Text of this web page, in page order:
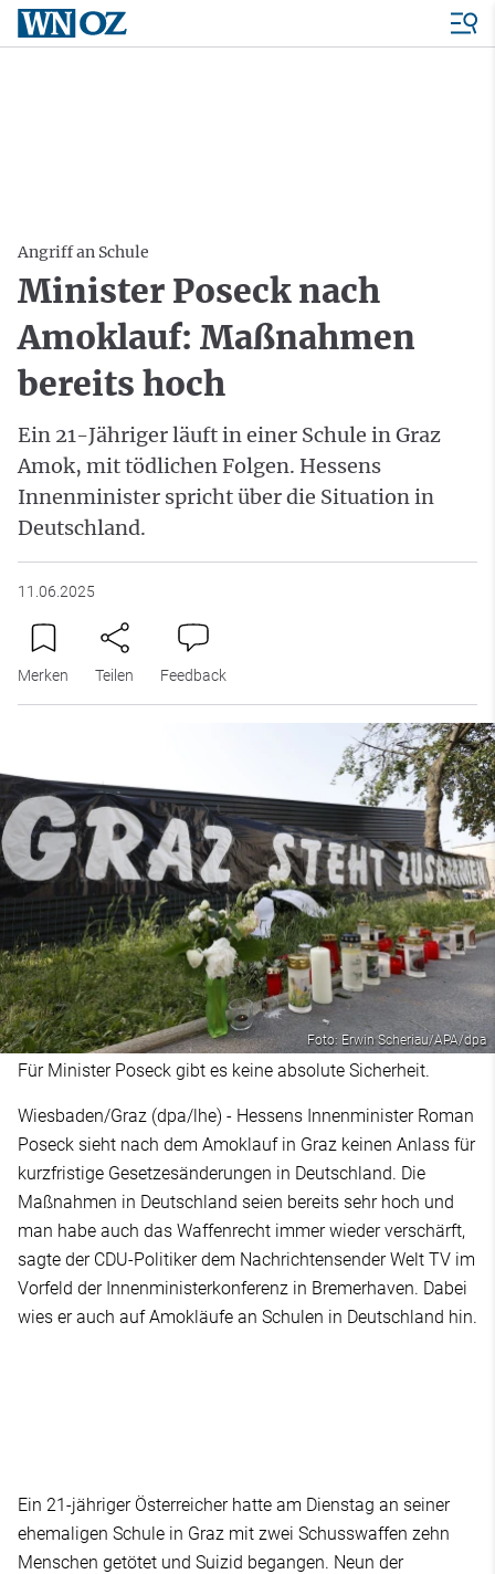
Angriff an Schule
Minister Poseck nach
Amoklauf: Maßnahmen
bereits hoch
Ein 21-Jähriger läuft in einer Schule in Graz
Amok, mit tödlichen Folgen. Hessens
Innenminister spricht über die Situation in
Deutschland.
11.06.2025
Merken Teilen Feedback
Foto: Erwin Scheriau/APA/dpa
Für Minister Poseck gibt es keine absolute Sicherheit.
Wiesbaden/Graz (dpa/lhe) - Hessens Innenminister Roman
Poseck sieht nach dem Amoklauf in Graz keinen Anlass für
kurzfristige Gesetzesänderungen in Deutschland. Die
Maßnahmen in Deutschland seien bereits sehr hoch und
man habe auch das Waffenrecht immer wieder verschärft,
sagte der CDU-Politiker dem Nachrichtensender Welt TV im
Vorfeld der Innenministerkonferenz in Bremerhaven. Dabei
wies er auch auf Amokläufe an Schulen in Deutschland hin.
Ein 21-jähriger Österreicher hatte am Dienstag an seiner
ehemaligen Schule in Graz mit zwei Schusswaffen zehn
Menschen getötet und Suizid begangen. Neun der